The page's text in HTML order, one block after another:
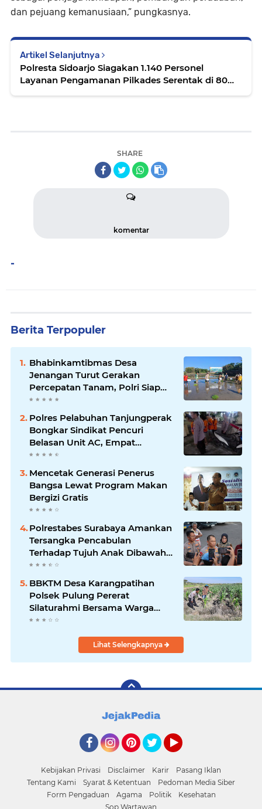
dan pejuang kemanusiaan,” pungkasnya.
Artikel Selanjutnya
Polresta Sidoarjo Siagakan 1.140 Personel
Layanan Pengamanan Pilkades Serentak di 80
SHARE
komentar
-
Berita Terpopuler
Bhabinkamtibmas Desa
Jenangan Turut Gerakan
Percepatan Tanam, Polri Siap
Kawal Swasembada Pangan
Kabupaten Ponorogo
Polres Pelabuhan Tanjungperak
Bongkar Sindikat Pencuri
Belasan Unit AC, Empat
Tersangka Diamankan
Mencetak Generasi Penerus
Bangsa Lewat Program Makan
Bergizi Gratis
Polrestabes Surabaya Amankan
Tersangka Pencabulan
Terhadap Tujuh Anak Dibawah
Umur
BBKTM Desa Karangpatihan
Polsek Pulung Pererat
Silaturahmi Bersama Warga
Wujudkan Kamtibmas yang
Lihat Selengkapnya
Kebijakan Privasi Disclaimer Karir
Pasang Iklan
Tentang Kami
Syarat & Ketentuan
Pedoman Media Siber
Form Pengaduan
Agama Politik
Kesehatan
Sop Wartawan